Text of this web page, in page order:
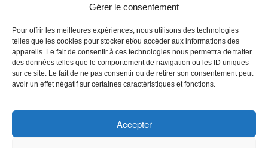
Gérer le consentement
Pour offrir les meilleures expériences, nous utilisons des technologies
telles que les cookies pour stocker et/ou accéder aux informations des
appareils. Le fait de consentir à ces technologies nous permettra de traiter
des données telles que le comportement de navigation ou les ID uniques
sur ce site. Le fait de ne pas consentir ou de retirer son consentement peut
avoir un effet négatif sur certaines caractéristiques et fonctions.
Accepter
OÙ NOUS TROUVER
Campus principal
3800, rue Sherbrooke Est
Montréal (Québec) H1X 2A2
Consultez lesheures d'ouverture
© 2026 Collège de Maisonneuve. Tous droits réservés.